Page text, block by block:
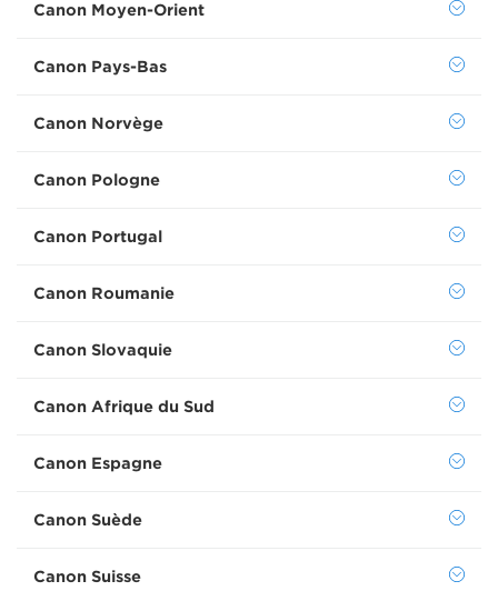
Canon Moyen-Orient
Canon Pays-Bas
Canon Norvège
Canon Pologne
Canon Portugal
Canon Roumanie
Canon Slovaquie
Canon Afrique du Sud
Canon Espagne
Canon Suède
Canon Suisse